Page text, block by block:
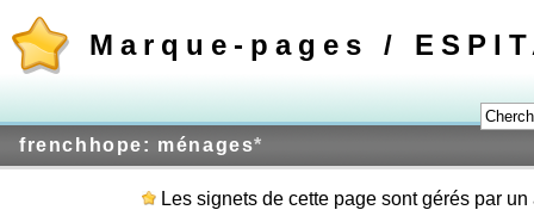
Marque-pages /
frenchhope: ménages*
Les signets de cette page sont gérés par